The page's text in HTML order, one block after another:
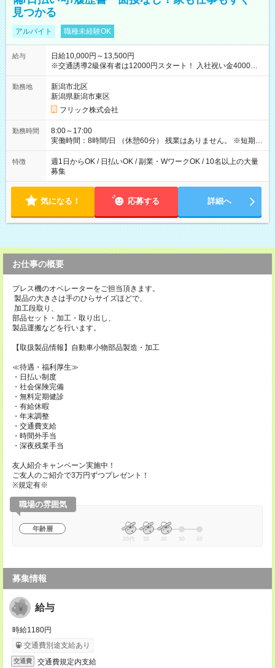
見つかる
アルバイト 職種未経験OK
給与
日給10,000円～13,500円
※交通誘導2級保有者は12000円スタート！ 入社祝い金4000円
【試用期間】試用期間なし
勤務地
新潟市北区
新潟県新潟市東区
フリック株式会社
勤務時間
8:00～17:00
実働時間：8時間/日 （休憩60分） 残業はありません。 ※短期の
募集は行っておりません。予めご了承くださいませ。
特徴
週1日からOK / 日払いOK / 副業・WワークOK / 10名以上の大量
募集
気になる！ 応募する 詳細へ
お仕事の概要
プレス機のオペレーターをご担当頂きます。
製品の大きさは手のひらサイズほどで、
加工段取り、
部品セット・加工・取り出し、
製品運搬などを行います。
【取扱製品情報】自動車小物部品製造・加工
≪待遇・福利厚生≫
・日払い制度
・社会保険完備
・無料定期健診
・有給休暇
・年末調整
・交通費支給
・時間外手当
・深夜残業手当
友人紹介キャンペーン実施中！
ご友人のご紹介で3万円ずつプレゼント！
※規定有※
職場の雰囲気
年齢層
20代 30 40 50 60
募集情報
給与
時給1180円
交通費別途支給あり
交通費 交通費規定内支給